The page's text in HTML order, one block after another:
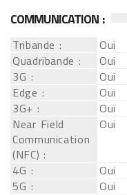
COMMUNICATION :
Tribande :
Oui
Quadribande :
Oui
3G :
Oui
Edge :
Oui
3G+ :
Oui
Near Field
Communication
(NFC) :
Oui
4G :
Oui
5G :
Oui